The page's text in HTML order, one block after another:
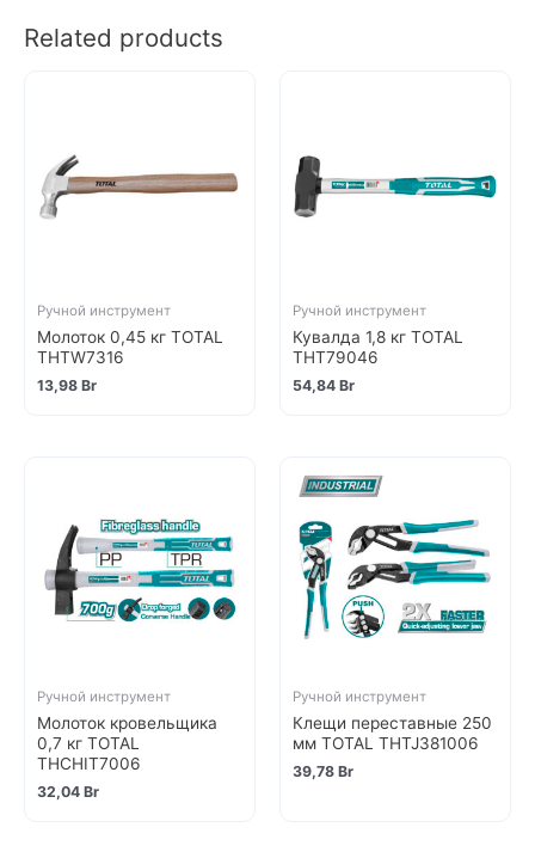
Related products
Ручной инструмент
Молоток 0,45 кг TOTAL
THTW7316
13,98 Br
Ручной инструмент
Кувалда 1,8 кг TOTAL
THT79046
54,84 Br
Ручной инструмент
Молоток кровельщика
0,7 кг TOTAL
THCHIT7006
32,04 Br
Ручной инструмент
Клещи переставные 250
мм TOTAL THTJ381006
39,78 Br